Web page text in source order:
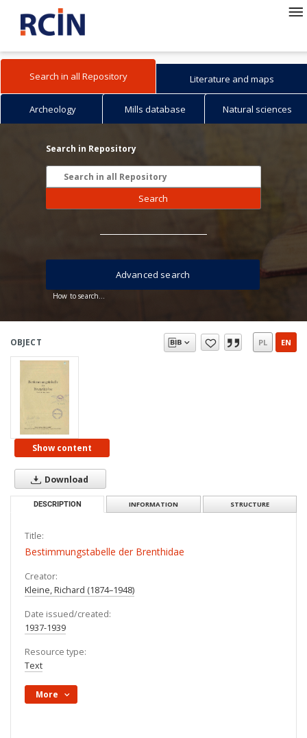
Search in all Repository Literature and maps
Archeology Mills database Natural sciences
Search in Repository
Search
How to search...
Advanced search
OBJECT PL EN
Show content
Download
DESCRIPTION INFORMATION STRUCTURE
Title:
Bestimmungstabelle der Brenthidae
Creator:
Kleine, Richard (1874–1948)
Date issued/created:
1937-1939
Resource type:
Text
More